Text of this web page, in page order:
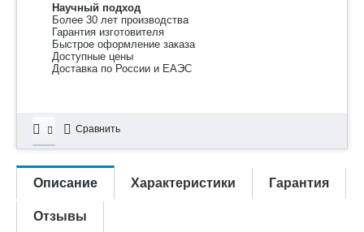
Научный подход
Более 30 лет производства
Гарантия изготовителя
Быстрое оформление заказа
Доступные цены
Доставка по России и ЕАЭС
Сравнить
Описание Характеристики Гарантия
Отзывы